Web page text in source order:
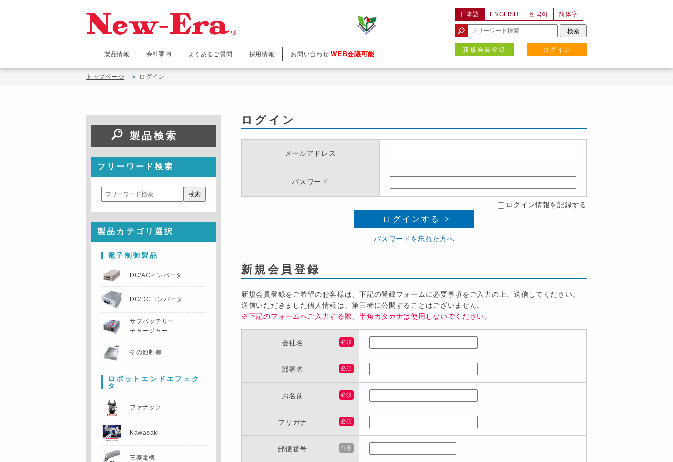
製品情報 会社案内 よくあるご質問 採用情報 お問い合わせWEB会議可能
日本語 ENGLISH 한국어 简体字
新規会員登録 ログイン
トップページ ログイン
ログイン
メールアドレス
パスワード
ログイン情報を記録する
ログインする
パスワードを忘れた方へ
新規会員登録
新規会員登録をご希望のお客様は、下記の登録フォームに必要事項をご入力の上、送信してください。
送信いただきました個人情報は、第三者に公開することはございません。
※下記のフォームへご入力する際、半角カタカナは使用しないでください。
会社名 必須
部署名 必須
お名前 必須
フリガナ 必須
郵便番号 任意
製品検索
フリーワード検索
製品カテゴリ選択
電子制御製品
DC/ACインバータ
DC/DCコンバータ
サブバッテリー
チャージャー
その他制御
ロボットエンドエフェク
タ
ファナック
Kawasaki
三菱電機